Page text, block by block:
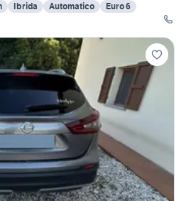
Ibrida Automatico
Euro 6